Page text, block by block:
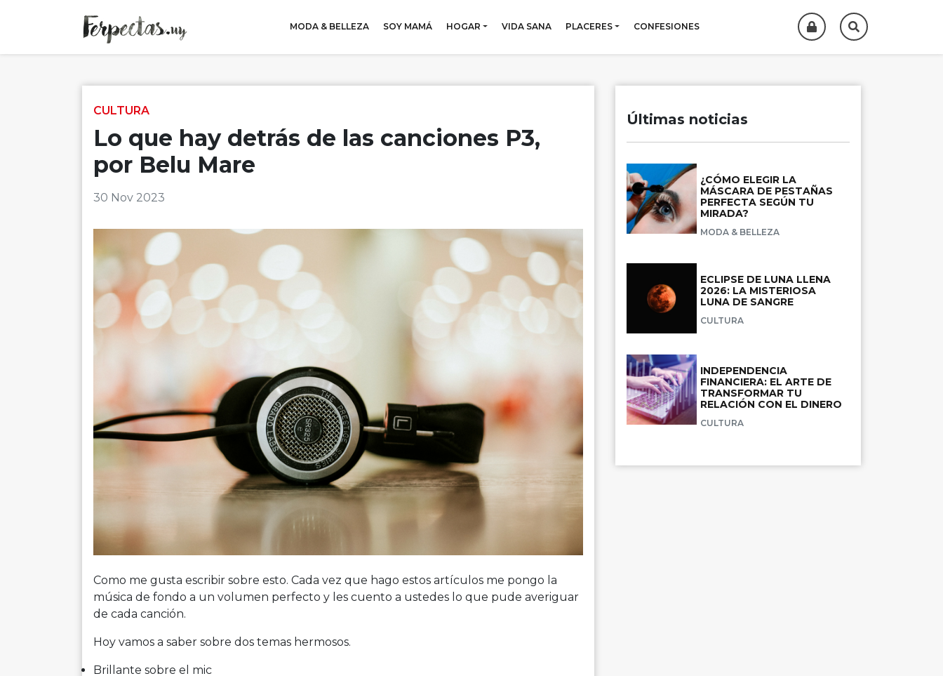
MODA & BELLEZA SOY MAMÁ HOGAR VIDA SANA PLACERES CONFESIONES
CULTURA
Lo que hay detrás de las canciones P3,
por Belu Mare
30 Nov 2023
Como me gusta escribir sobre esto. Cada vez que hago estos artículos me pongo la
música de fondo a un volumen perfecto y les cuento a ustedes lo que pude averiguar
de cada canción.
Hoy vamos a saber sobre dos temas hermosos.
Brillante sobre el mic
Últimas noticias
¿CÓMO ELEGIR LA
MÁSCARA DE PESTAÑAS
PERFECTA SEGÚN TU
MIRADA?
MODA & BELLEZA
ECLIPSE DE LUNA LLENA
2026: LA MISTERIOSA
LUNA DE SANGRE
CULTURA
INDEPENDENCIA
FINANCIERA: EL ARTE DE
TRANSFORMAR TU
RELACIÓN CON EL DINERO
CULTURA